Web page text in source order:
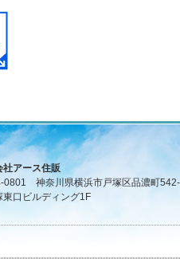
社アース住販
0801 神奈川県横浜市戸塚区品濃町
東口ビルディング1F